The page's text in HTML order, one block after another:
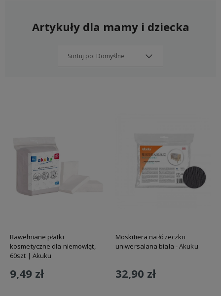
Artykuły dla mamy i dziecka
Bawełniane płatki
kosmetyczne dla niemowląt,
60szt | Akuku
9,49 zł
Moskitiera na łózeczko
uniwersalana biała - Akuku
32,90 zł